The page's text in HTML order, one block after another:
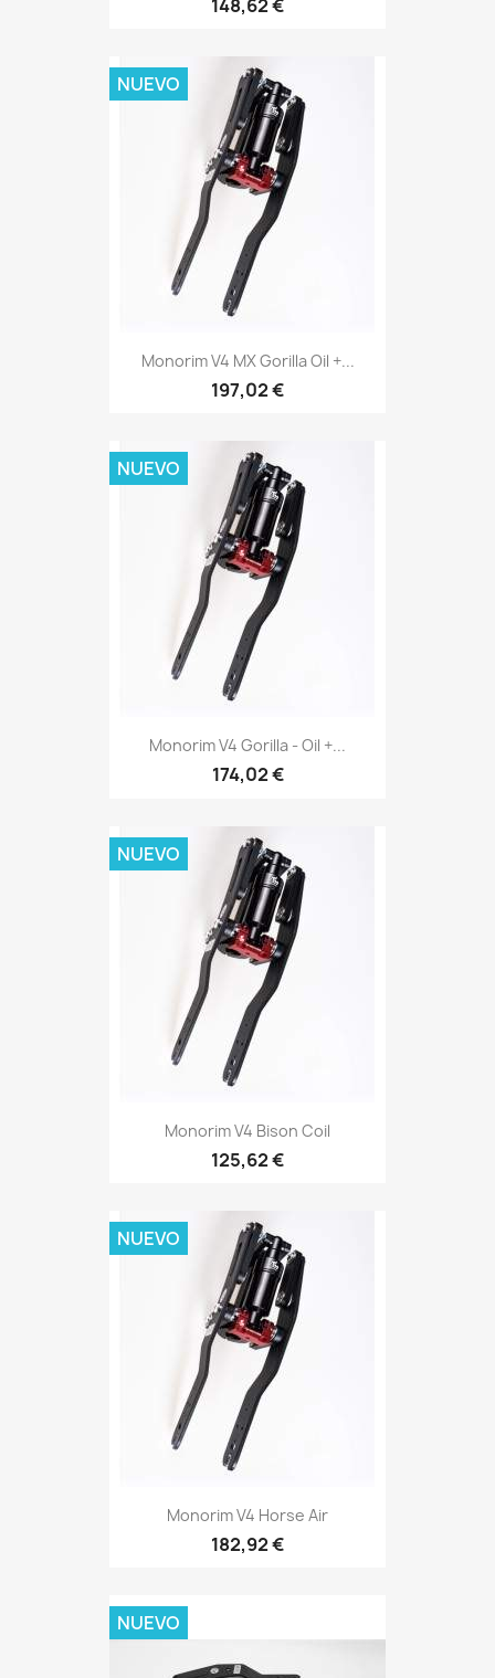
148,62 €
Monorim V4 MX Gorilla Oil +...
197,02 €
NUEVO
Monorim V4 Gorilla - Oil +...
174,02 €
NUEVO
Monorim V4 Bison Coil
125,62 €
NUEVO
Monorim V4 Horse Air
182,92 €
NUEVO
NUEVO